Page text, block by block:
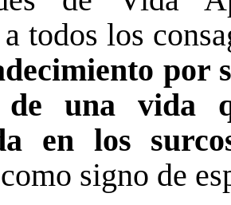
todos los
por
una vida
en los
signo de